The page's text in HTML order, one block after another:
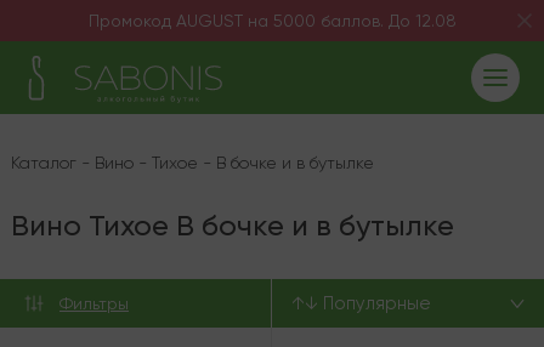
Промокод AUGUST на 5000 баллов. До 12.08
Каталог - Вино- Тихое - В бочке и в бутылке
Вино Тихое В бочке и в бутылке
Фильтры ↑↓ Популярные